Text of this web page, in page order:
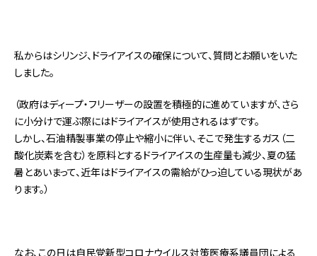
私からはシリンジ、ドライアイスの確保について、質問とお願いをいた
しました。
（政府はディープ・フリーザーの設置を積極的に進めていますが、さら
に小分けで運ぶ際にはドライアイスが使用されるはずです。
しかし、石油精製事業の停止や縮小に伴い、そこで発生するガス（二
酸化炭素を含む）を原料とするドライアイスの生産量も減少、夏の猛
暑とあいまって、近年はドライアイスの需給がひっ迫している現状があ
ります。）
なお、この日は自民党新型コロナウイルス対策医療系議員団による